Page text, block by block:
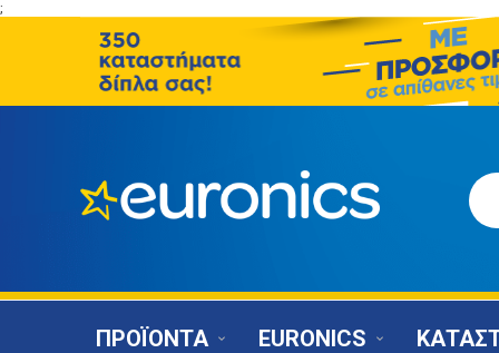
;
ΠΡΟΪΟΝΤΑ EURONICS